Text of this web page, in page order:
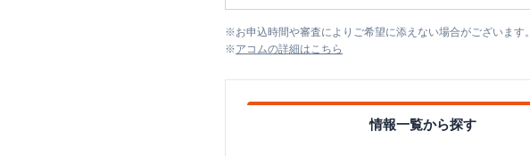
※お申込時間や審査によりご希望に添えない場合がございます。
※アコムの詳細はこちら
情報一覧から探す